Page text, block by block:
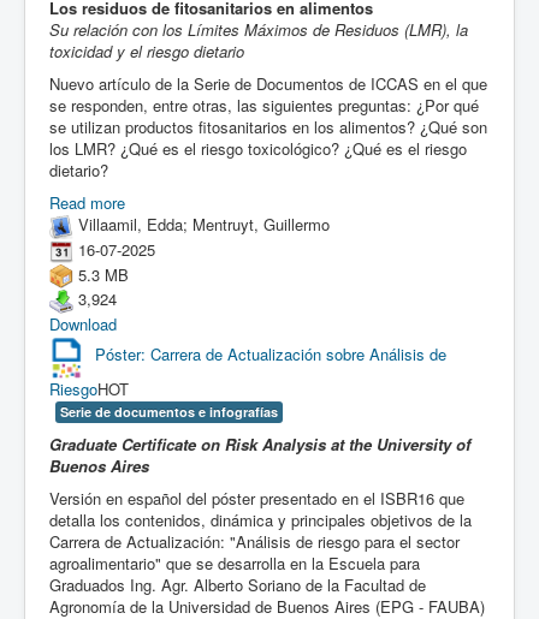
Los residuos de fitosanitarios en alimentos
Su relación con los Límites Máximos de Residuos (LMR), la
toxicidad y el riesgo dietario
Nuevo artículo de la Serie de Documentos de ICCAS en el que
se responden, entre otras, las siguientes preguntas: ¿Por qué
se utilizan productos fitosanitarios en los alimentos? ¿Qué son
los LMR? ¿Qué es el riesgo toxicológico? ¿Qué es el riesgo
dietario?
Read more
Villaamil, Edda; Mentruyt, Guillermo
16-07-2025
5.3 MB
3,924
Download
Póster: Carrera de Actualización sobre Análisis de
RiesgoHOT
Serie de documentos e infografías
Graduate Certificate on Risk Analysis at the University of
Buenos Aires
Versión en español del póster presentado en el ISBR16 que
detalla los contenidos, dinámica y principales objetivos de la
Carrera de Actualización: "Análisis de riesgo para el sector
agroalimentario" que se desarrolla en la Escuela para
Graduados Ing. Agr. Alberto Soriano de la Facultad de
Agronomía de la Universidad de Buenos Aires (EPG - FAUBA)